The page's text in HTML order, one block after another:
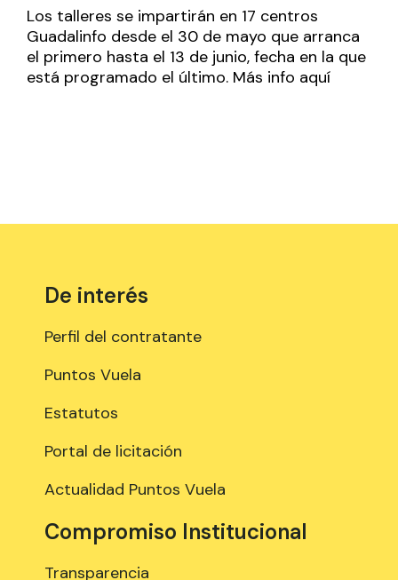
Los talleres se impartirán en 17 centros
Guadalinfo desde el 30 de mayo que arranca
el primero hasta el 13 de junio, fecha en la que
está programado el último. Más info aquí
De interés
Perfil del contratante
Puntos Vuela
Estatutos
Portal de licitación
Actualidad Puntos Vuela
Compromiso Institucional
Transparencia